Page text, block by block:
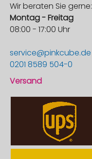
Wir beraten Sie gerne:
Montag - Freitag
08:00 - 17:00 Uhr
service@pinkcube.de
0201 8589 504-0
Versand